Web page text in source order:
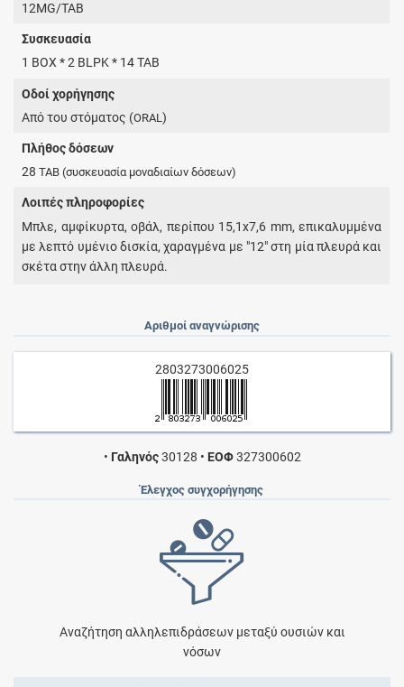
12MG/TAB
Συσκευασία
1 BOX * 2 BLPK * 14 TAB
Οδοί χορήγησης
Από του στόματος (ORAL )
Πλήθος δόσεων
28TAB (συσκευασία μοναδιαίων δόσεων)
Λοιπές πληροφορίες
Μπλε, αμφίκυρτα, οβάλ, περίπου 15,1x7,6 mm, επικαλυμμένα
με λεπτό υμένιο δισκία, χαραγμένα με "12" στη μία πλευρά και
σκέτα στην άλλη πλευρά.
Αριθμοί αναγνώρισης
2803273006025
• Γαληνός30128 • ΕΟΦ327300602
Έλεγχος συγχορήγησης
Αναζήτηση αλληλεπιδράσεων μεταξύ ουσιών και
νόσων